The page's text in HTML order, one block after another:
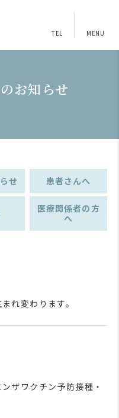
TEL MENU
お知らせ
せ 患者さんへ
医療関係者の方
へ
れ変わります。
ザワクチン予防接種・